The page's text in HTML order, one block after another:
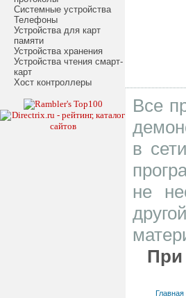
Системные устройства
Телефоны
Устройства для карт
памяти
Устройства хранения
Устройства чтения смарт-
карт
Хост контроллеры
Все
в
не
При
Главная